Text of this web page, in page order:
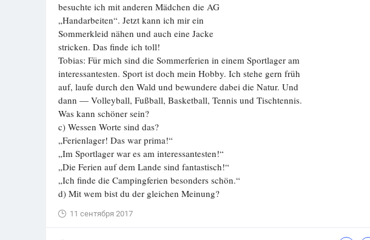
besuchte ich mit anderen Mädchen die AG
„Handarbeiten“. Jetzt kann ich mir ein
Sommerkleid nähen und auch eine Jacke
stricken. Das finde ich toll!
Tobias: Für mich sind die Sommerferien in einem Sportlager am
interessantesten. Sport ist doch mein Hobby. Ich stehe gern früh
auf, laufe durch den Wald und bewundere dabei die Natur. Und
dann — Volleyball, Fußball, Basketball, Tennis und Tischtennis.
Was kann schöner sein?
c) Wessen Worte sind das?
„Ferienlager! Das war prima!“
„Im Sportlager war es am interessantesten!“
„Die Ferien auf dem Lande sind fantastisch!“
„Ich finde die Campingferien besonders schön.“
d) Mit wem bist du der gleichen Meinung?
11 сентября 2017